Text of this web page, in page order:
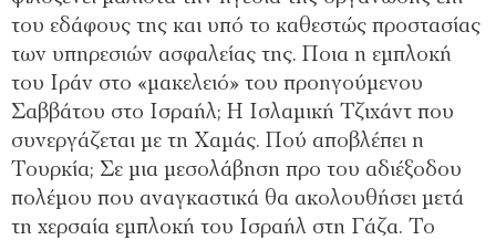
του εδάφους της και υπό το καθεστώς προστασίας
των υπηρεσιών ασφαλείας της. Ποια η εμπλοκή
του Ιράν στο «μακελειό» του προηγούμενου
Σαββάτου στο Ισραήλ; Η Ισλαμική Τζιχάντ που
συνεργάζεται με τη Χαμάς. Πού αποβλέπει η
Τουρκία; Σε μια μεσολάβηση προ του αδιέξοδου
πολέμου που αναγκαστικά θα ακολουθήσει μετά
τη χερσαία εμπλοκή του Ισραήλ στη Γάζα. Το